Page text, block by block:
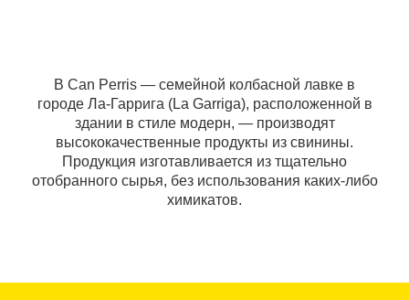
В Can Perris — семейной колбасной лавке в
городе Ла-Гаррига (La Garriga), расположенной в
здании в стиле модерн, — производят
высококачественные продукты из свинины.
Продукция изготавливается из тщательно
отобранного сырья, без использования каких-либо
химикатов.